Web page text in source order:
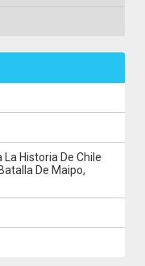
Historia De Chile
De Maipo,